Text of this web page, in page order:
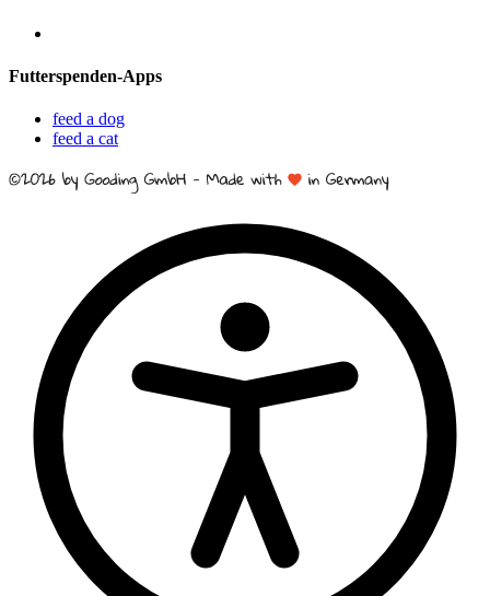
Futterspenden-Apps
feed a dog
feed a cat